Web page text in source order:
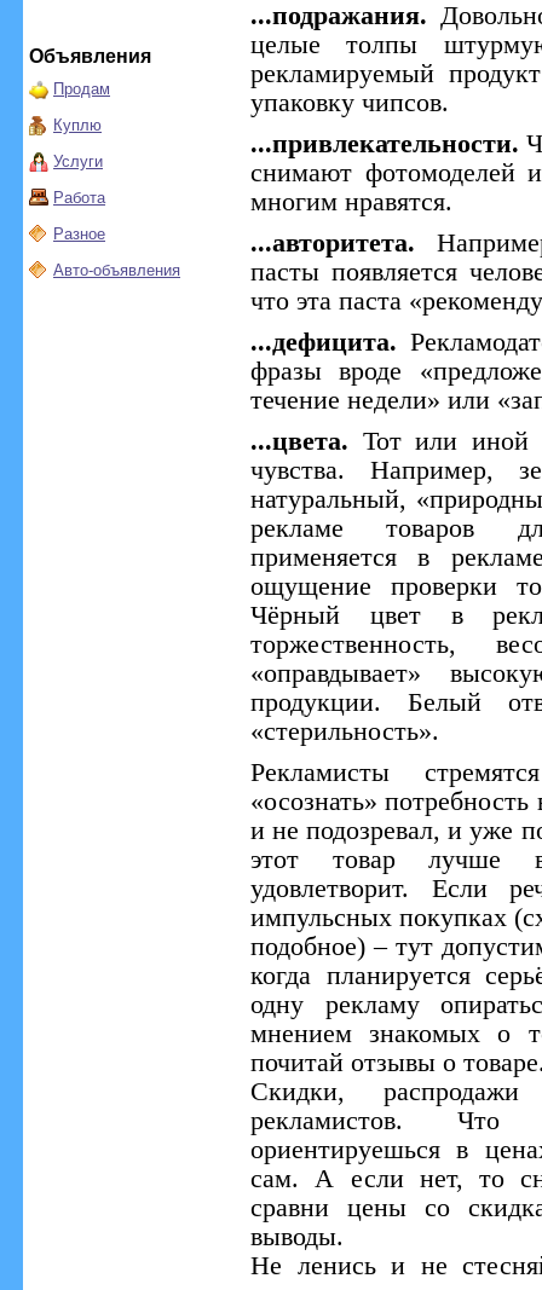
Объявления
Продам
Куплю
Услуги
Работа
Разное
Авто-объявления
...подражания.
целые толпы
рекламируемый
упаковку чипсов.
...привлекательности.
снимают фотомоделей
многим нравятся.
...авторитета.
пасты появляется
что эта паста
...дефицита.
фразы вроде
течение недели» или
...цвета. Тот или иной
чувства. Например,
натуральный,
рекламе товаров
применяется в
ощущение проверки
Чёрный цвет в
торжественность,
«оправдывает»
продукции. Белый
«стерильность».
Рекламисты
«осознать»
и не подозревал, и уже
этот товар лучше
удовлетворит. Если
импульсных покупках
подобное) – тут
когда планируется
одну рекламу
мнением знакомых о
почитай отзывы о
Скидки,
рекламистов.
ориентируешься в
сам. А если нет, то
сравни цены со
выводы.
Не ленись и не